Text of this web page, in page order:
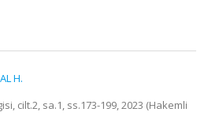
H.
cilt.2, sa.1, ss.173-199, 2023 (Hakemli